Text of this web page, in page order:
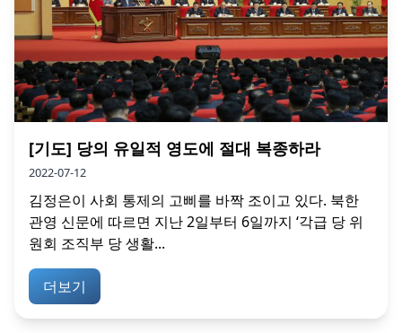
[기도] 당의 유일적 영도에 절대 복종하라
2022-07-12
김정은이 사회 통제의 고삐를 바짝 조이고 있다. 북한
관영 신문에 따르면 지난 2일부터 6일까지 ‘각급 당 위
원회 조직부 당 생활...
더보기